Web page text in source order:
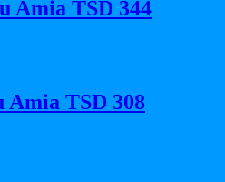
Amia TSD 344
Amia TSD 308